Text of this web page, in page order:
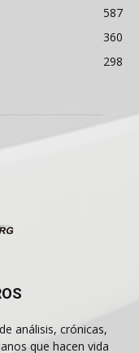
587
360
298
análisis, crónicas,
que hacen vida